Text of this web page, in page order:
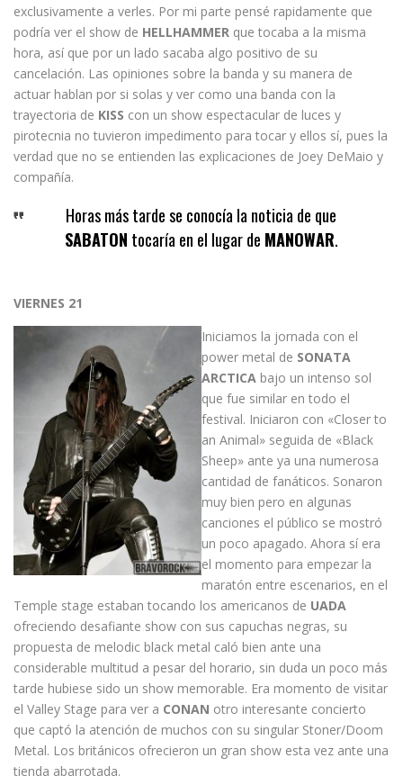
exclusivamente a verles. Por mi parte pensé rapidamente que
podría ver el show de HELLHAMMER que tocaba a la misma
hora, así que por un lado sacaba algo positivo de su
cancelación. Las opiniones sobre la banda y su manera de
actuar hablan por si solas y ver como una banda con la
trayectoria de KISS con un show espectacular de luces y
pirotecnia no tuvieron impedimento para tocar y ellos sí, pues la
verdad que no se entienden las explicaciones de Joey DeMaio y
compañía.
Horas más tarde se conocía la noticia de que
SABATON tocaría en el lugar de MANOWAR.
VIERNES 21
Iniciamos la jornada con el
power metal de SONATA
ARCTICA bajo un intenso sol
que fue similar en todo el
festival. Iniciaron con «Closer to
an Animal» seguida de «Black
Sheep» ante ya una numerosa
cantidad de fanáticos. Sonaron
muy bien pero en algunas
canciones el público se mostró
un poco apagado. Ahora sí era
el momento para empezar la
maratón entre escenarios, en el
Temple stage estaban tocando los americanos de UADA
ofreciendo desafiante show con sus capuchas negras, su
propuesta de melodic black metal caló bien ante una
considerable multitud a pesar del horario, sin duda un poco más
tarde hubiese sido un show memorable. Era momento de visitar
el Valley Stage para ver a CONAN otro interesante concierto
que captó la atención de muchos con su singular Stoner/Doom
Metal. Los británicos ofrecieron un gran show esta vez ante una
tienda abarrotada.